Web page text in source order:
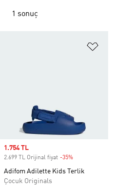
1 sonuç
Sale price
1.754 TL
2.699 TL Orijinal fiyat -35%
Adifom Adilette Kids Terlik
Çocuk Originals